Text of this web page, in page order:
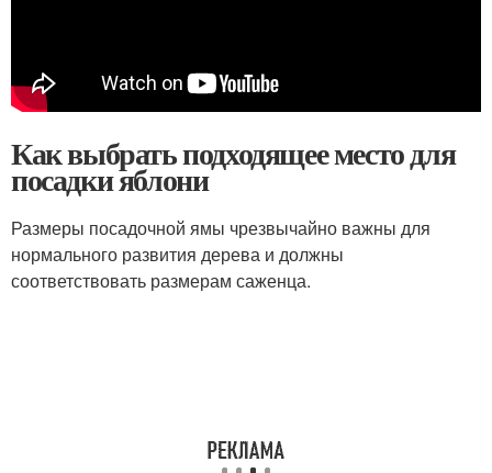
Как выбрать подходящее место для
посадки яблони
Размеры посадочной ямы чрезвычайно важны для
нормального развития дерева и должны
соответствовать размерам саженца.